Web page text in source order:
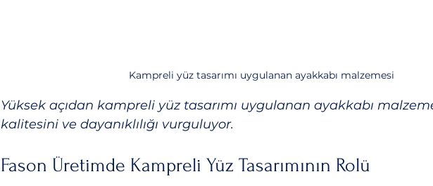
Kampreli yüz tasarımı uygulanan ayakkabı malzemesi
Yüksek açıdan kampreli yüz tasarımı uygulanan ayakkabı
kalitesini ve dayanıklılığı vurguluyor.
Fason Üretimde Kampreli Yüz Tasarımının Rolü